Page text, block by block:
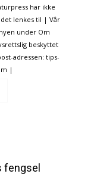
har ikke
lenkes til | Vår
under Om
beskyttet
adressen: tips-
|
fengsel